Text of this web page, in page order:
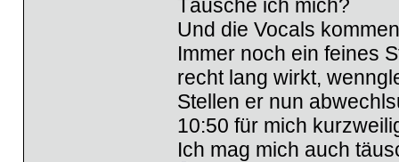
Täusche ich mich?
Und die Vocals
Immer noch ein feines
recht lang wirkt,
Stellen er nun
10:50 für mich
Ich mag mich auch